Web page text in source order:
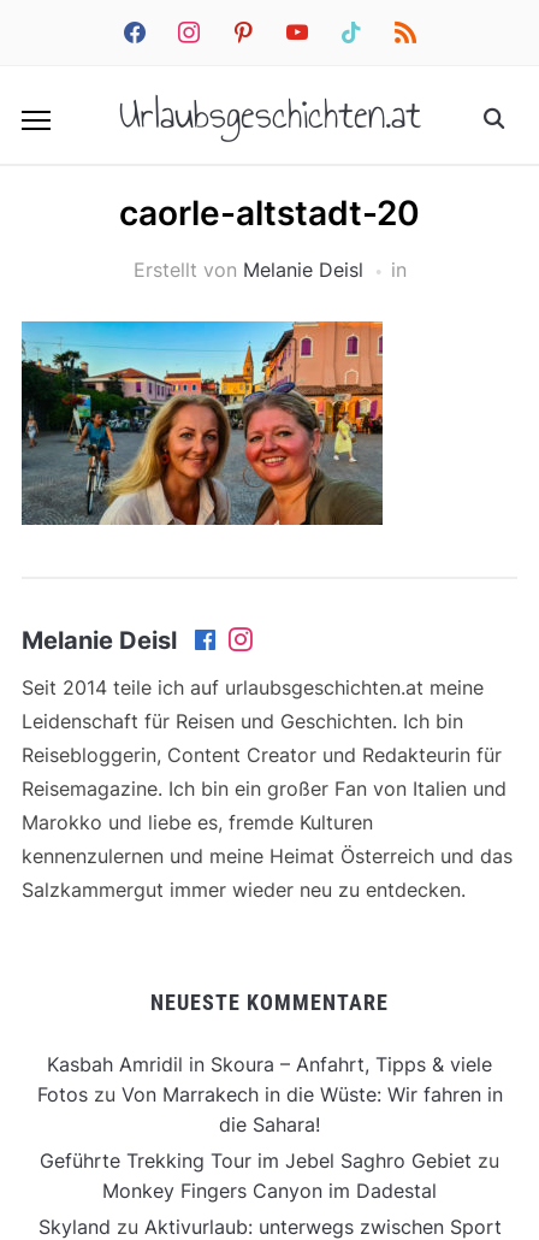
facebookinstagrampinterestyoutube tiktok rss
Urlaubsgeschichten.at
caorle-altstadt-20
Erstellt von Melanie Deisl in
Melanie Deisl
Seit 2014 teile ich auf urlaubsgeschichten.at meine
Leidenschaft für Reisen und Geschichten. Ich bin
Reisebloggerin, Content Creator und Redakteurin für
Reisemagazine. Ich bin ein großer Fan von Italien und
Marokko und liebe es, fremde Kulturen
kennenzulernen und meine Heimat Österreich und das
Salzkammergut immer wieder neu zu entdecken.
NEUESTE KOMMENTARE
Kasbah Amridil in Skoura – Anfahrt, Tipps & viele
Fotoszu Von Marrakech in die Wüste: Wir fahren in
die Sahara!
Geführte Trekking Tour im Jebel Saghro Gebiet zu
Monkey Fingers Canyon im Dadestal
Skyland zu Aktivurlaub: unterwegs zwischen Sport